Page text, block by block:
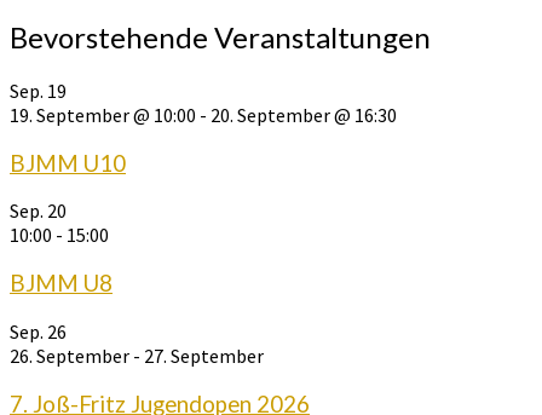
Bevorstehende Veranstaltungen
Sep. 19
19. September @ 10:00 - 20. September @ 16:30
BJMM U10
Sep. 20
10:00 - 15:00
BJMM U8
Sep. 26
26. September - 27. September
7. Joß-Fritz Jugendopen 2026